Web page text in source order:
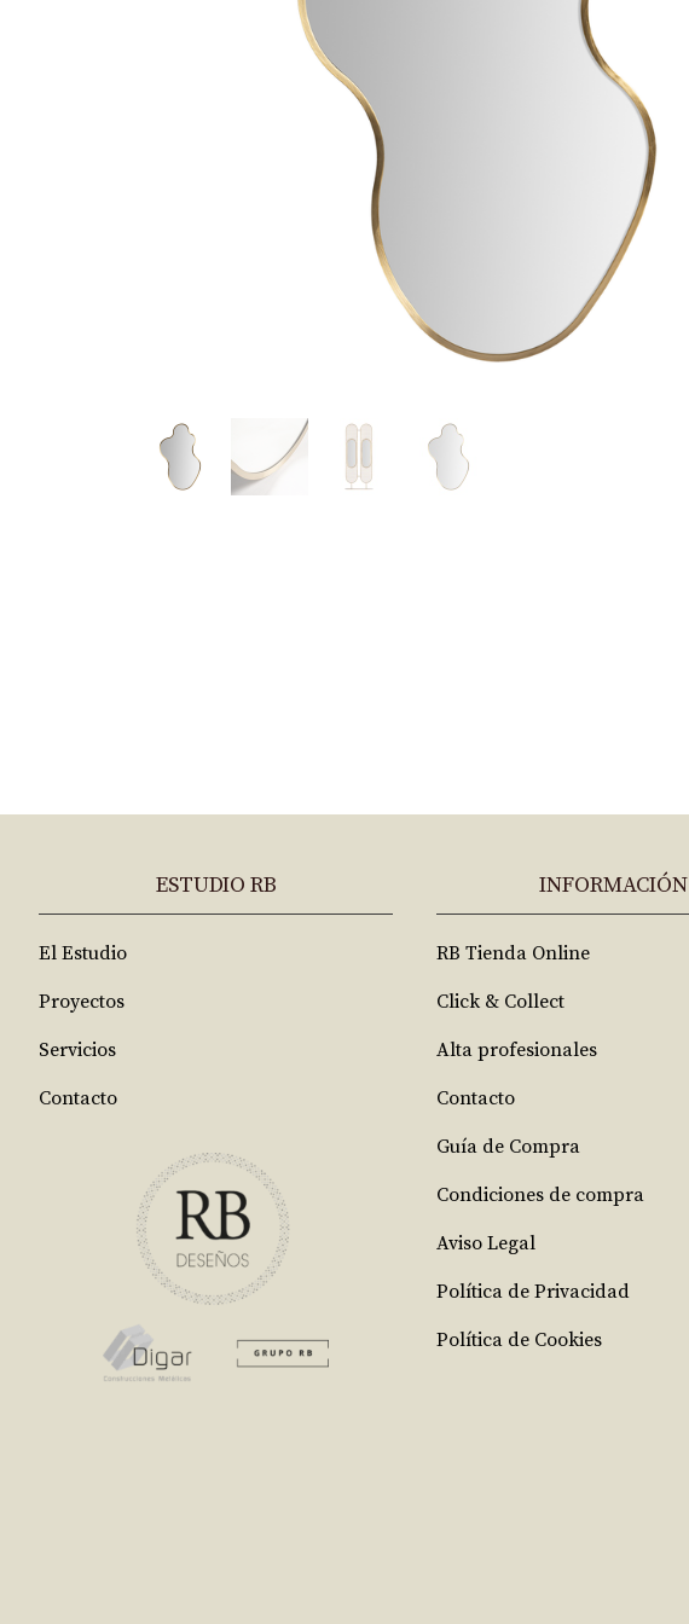
ESTUDIO RB
El Estudio
Proyectos
Servicios
Contacto
INFORMACIÓN
RB Tienda Online
Click & Collect
Alta profesionales
Contacto
Guía de Compra
Condiciones de compra
Aviso Legal
Política de Privacidad
Política de Cookies